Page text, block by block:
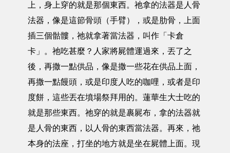
上，身上穿的就是那個東西。祂拿的法器是人骨
法器，像是這節骨頭（手臂），或是肋骨，上面
插三個骷髏，祂就拿著當法器，叫作「卡倉
卡」。祂吃甚麼？人家將屍體運過來，丟了之
後，再撒一點供品，像是撒一些花在供品上面，
再撒一點饅頭，或是印度人吃的咖哩，或者是印
度餅，這些丟在墳場祭拜用的。蓮華生大士吃的
就是那些東西。祂穿的就是裹屍布，拿的法器就
是人骨的東西，以人骨的東西當法器。再來，祂
本身的法座，打坐的地方就是坐在屍體上面。現